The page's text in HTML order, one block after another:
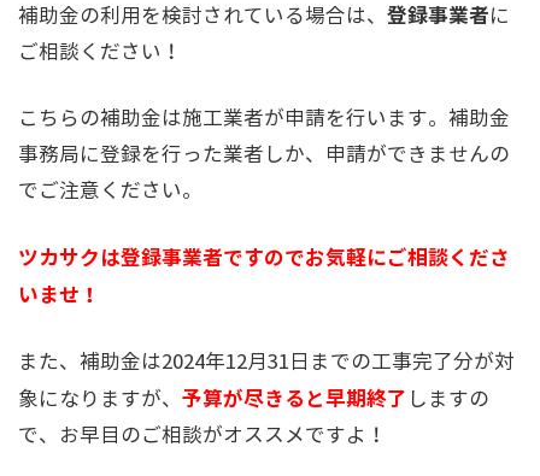
補助金の利用を検討されている場合は、 登録事業者に
ご相談ください！
こちらの補助金は施工業者が申請を行います。補助金
事務局に登録を行った業者しか、申請ができませんの
でご注意ください。
ツカサクは登録事業者ですのでお気軽にご相談くださ
いませ！
また、補助金は2024年12月31日までの工事完了分が対
象になりますが、 予算が尽きると早期終了 しますの
で、お早目のご相談がオススメですよ！